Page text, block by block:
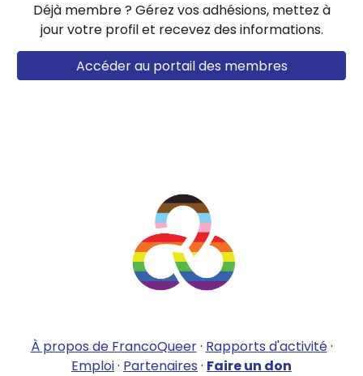
Déjà membre ? Gérez vosadhésions, mettez à
jour votre profilet recevez des informations.
Accéder au portail des membres
À propos de FrancoQueer· Rapports d'activité·
Emploi· Partenaires · Faire un don